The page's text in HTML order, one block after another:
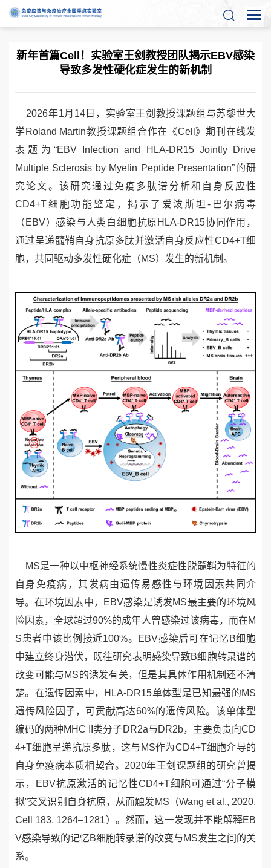
新年首篇Cell！实验室王剑教授团队揭示EBV感染
导致多发性硬化症发生的新机制
2026年1月14日，实验室王剑教授课题组与苏黎世大
学Roland Martin教授课题组合作在《Cell》期刊在线发
表题为“EBV Infection and HLA-DR15 Jointly Drive
Multiple Sclerosis by Myelin Peptide Presentation”的研
究论文。该研究通过免疫多肽谱分析和自身反应性
CD4+T细胞功能鉴定，揭示了爱泼斯坦-巴尔病毒
（EBV）感染与人类白细胞抗原HLA-DR15协同作用，
通过呈递髓鞘自身抗原多肽并激活自身反应性CD4+T细
胞，共同驱动多发性硬化症（MS）发生的新机制。
MS是一种以中枢神经系统慢性炎症性脱髓鞘为特征的
自身免疫病，其发病由遗传易感性与环境因素共同介
导。在环境因素中，EBV感染是诱发MS最主要的环境风
险因素，全球超过90%的成年人曾感染过该病毒，而在M
S患者中该比例接近100%。EBV感染后可在记忆B细胞
中建立终身潜伏，既往研究表明感染导致B细胞转录谱的
改变可能与MS的诱发有关，但是其具体作用机制还不清
楚。在遗传因素中，HLA-DR15单体型是已知最强的MS
遗传风险因子，可贡献高达60%的遗传风险。该单体型
编码的两种MHC II类分子DR2a与DR2b，主要负责向CD
4+T细胞呈递抗原多肽，这与MS作为CD4+T细胞介导的
自身免疫病本质相契合。2020年王剑课题组的研究曾揭
示，EBV抗原激活的记忆性CD4+T细胞可通过“分子模
拟”交叉识别自身抗原，从而触发MS（Wang et al., 2020,
Cell 183, 1264–1281）。然而，这一发现并不能解释EB
V感染导致的记忆B细胞转录谱的改变与MS发生之间的关
系。